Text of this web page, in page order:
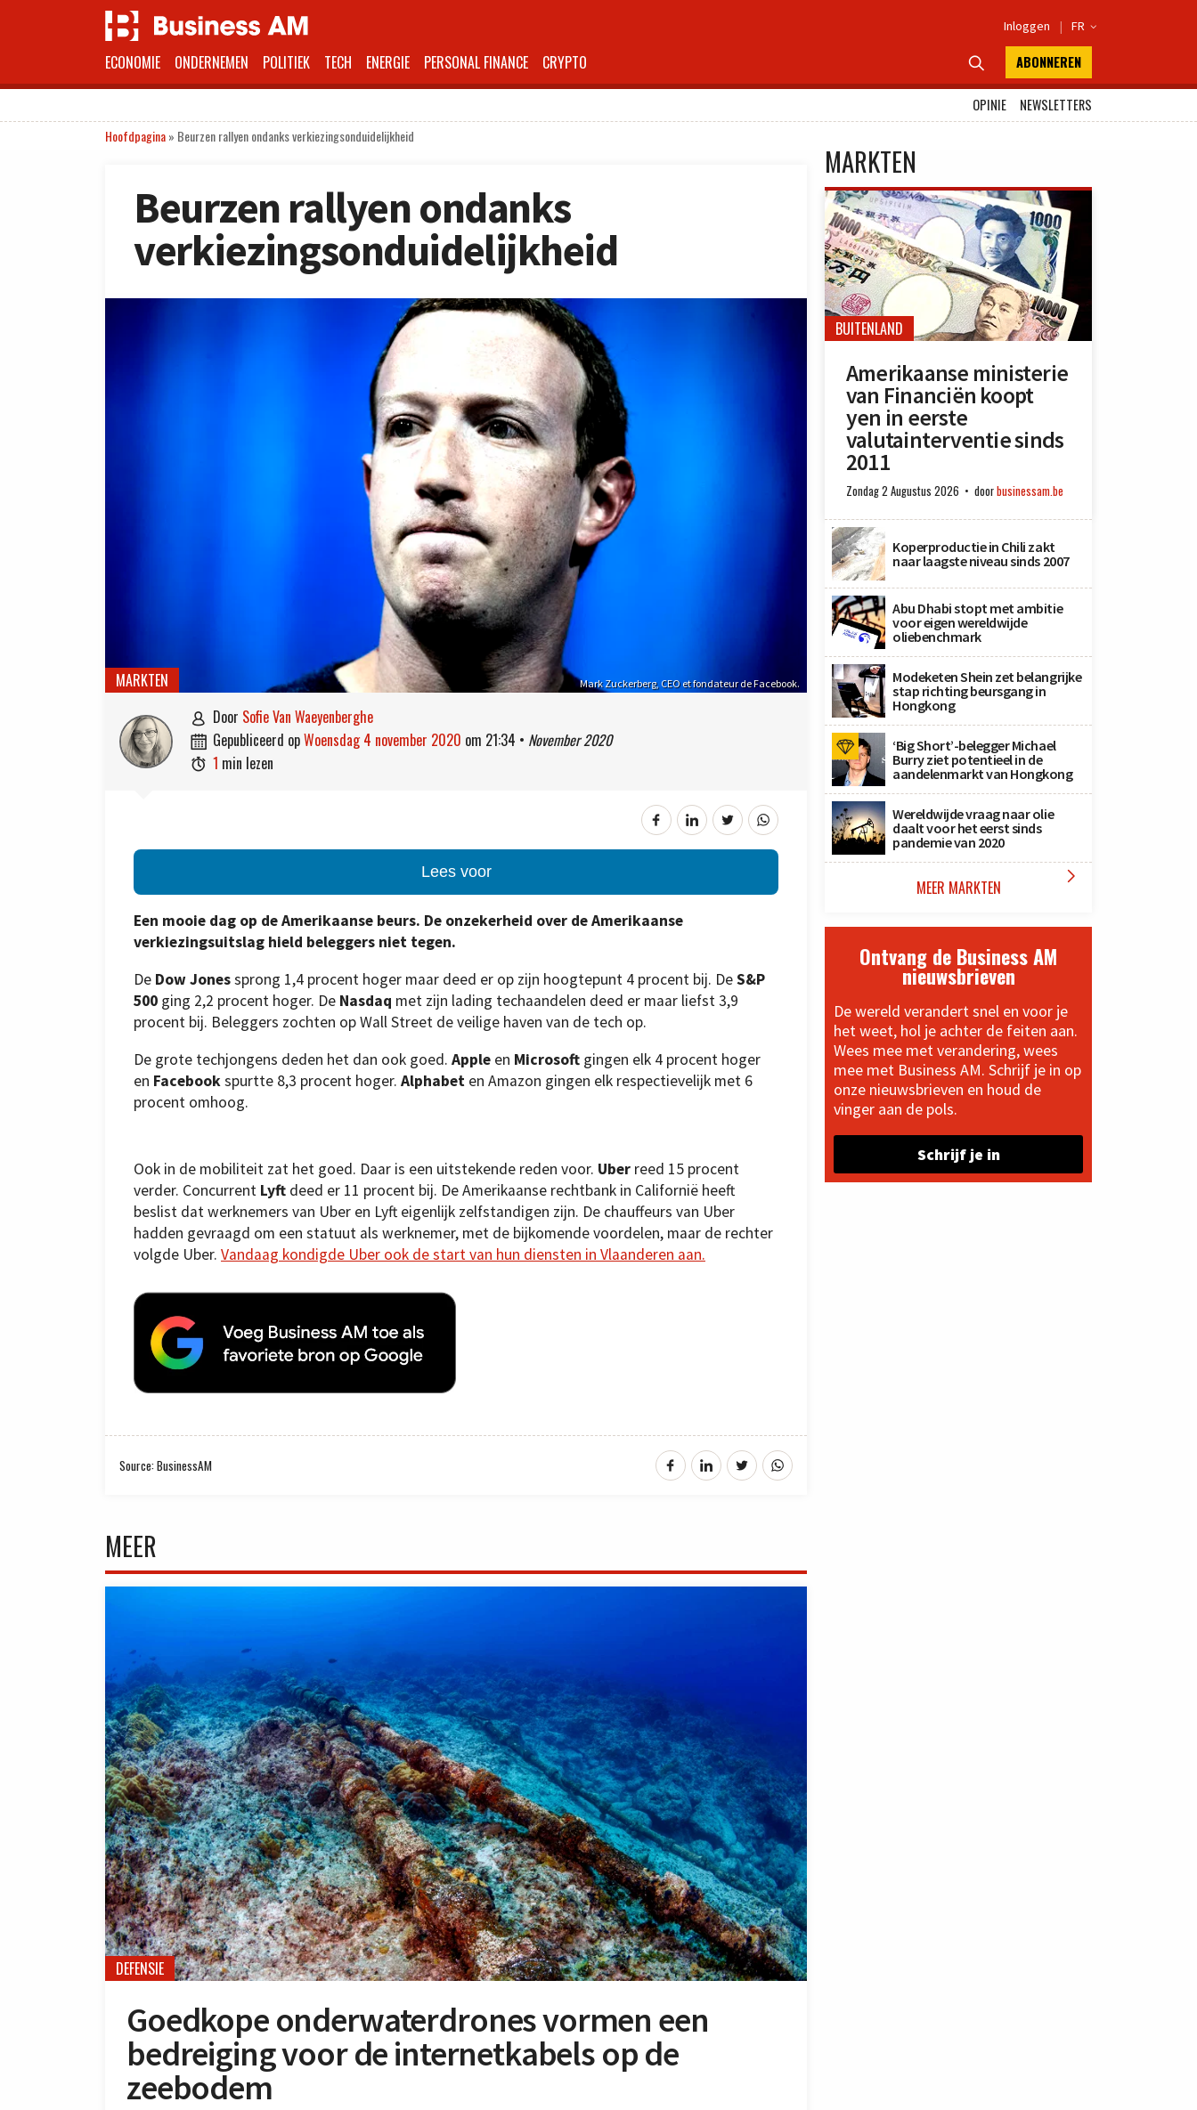
Inloggen | FR 
ECONOMIE ONDERNEMEN POLITIEK TECH ENERGIE PERSONAL FINANCE CRYPTO  ABONNEREN
OPINIE
NEWSLETTERS
Hoofdpagina» Beurzen rallyen ondanks verkiezingsonduidelijkheid
Beurzen rallyen ondanks
verkiezingsonduidelijkheid
Mark Zuckerberg, CEO et fondateur de Facebook.
MARKTEN
 door Sofie Van Waeyenberghe
 gepubliceerd op woensdag 4 november 2020 om 21:34 • November 2020
 1 min lezen
Lees voor
Een mooie dag op de Amerikaanse beurs. De onzekerheid over de Amerikaanse
verkiezingsuitslag hield beleggers niet tegen.
De Dow Jonessprong 1,4 procent hoger maar deed er op zijn hoogtepunt 4 procent bij. DeS&P
500 ging 2,2 procent hoger. De Nasdaq met zijn lading techaandelen deed er maar liefst 3,9
procent bij. Beleggers zochten op Wall Street de veilige haven van de tech op.
De grote techjongens deden het dan ook goed. Apple en Microsoft gingen elk 4 procent hoger
en Facebookspurtte 8,3 procent hoger. Alphabet en Amazon gingen elk respectievelijk met 6
procent omhoog.
Ook in de mobiliteit zat het goed. Daar is een uitstekende reden voor. Uber reed 15 procent
verder. Concurrent Lyft deed er 11 procent bij. De Amerikaanse rechtbank in Californië heeft
beslist dat werknemers van Uber en Lyft eigenlijk zelfstandigen zijn. De chauffeurs van Uber
hadden gevraagd om een statuut als werknemer, met de bijkomende voordelen, maar de rechter
volgde Uber. Vandaag kondigde Uber ook de start van hun diensten in Vlaanderen aan.
Source: BusinessAM
MEER
DEFENSIE
Goedkope onderwaterdrones vormen een
bedreiging voor de internetkabels op de
zeebodem
MARKTEN
BUITENLAND
Amerikaanse ministerie
van Financiën koopt
yen in eerste
valutainterventie sinds
2011
Zondag 2 Augustus 2026 doorbusinessam.be
Koperproductie in Chili zakt
naar laagste niveau sinds 2007
Abu Dhabi stopt met ambitie
voor eigen wereldwijde
oliebenchmark
Modeketen Shein zet belangrijke
stap richting beursgang in
Hongkong
‘Big Short’-belegger Michael
Burry ziet potentieel in de
aandelenmarkt van Hongkong
Wereldwijde vraag naar olie
daalt voor het eerst sinds
pandemie van 2020
MEER MARKTEN 
Ontvang de Business AM
nieuwsbrieven
De wereld verandert snel en voor je
het weet, hol je achter de feiten aan.
Wees mee met verandering, wees
mee met Business AM. Schrijf je in op
onze nieuwsbrieven en houd de
vinger aan de pols.
Schrijf je in